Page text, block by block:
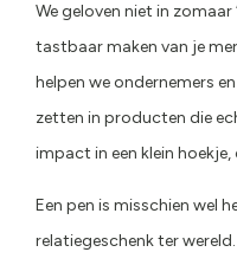
We geloven niet in zomaar
tastbaar maken van je
helpen we ondernemers
zetten in producten die
impact in een klein
Een pen is misschien wel
relatiegeschenk ter